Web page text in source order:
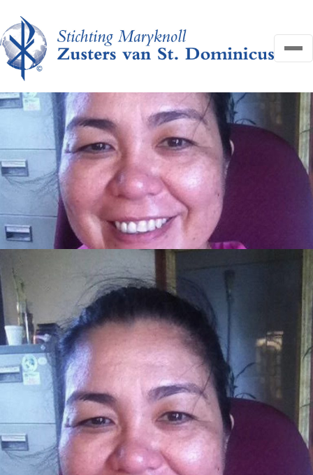
OVER ONS
NIEUWS
HELP MEE
FAQ
CONTACT
Search
for:
Zoeken
Search
DONEER